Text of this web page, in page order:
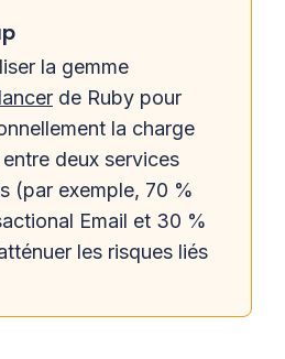
la gemme
de Ruby pour
la charge
entre deux services
(par exemple, 70 %
Email et 30 %
les risques liés